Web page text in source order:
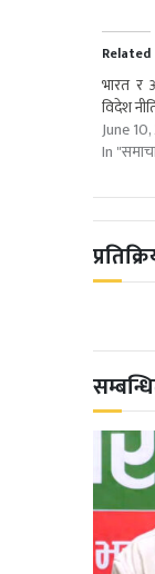
Related
भारत र
विदेश
June
In